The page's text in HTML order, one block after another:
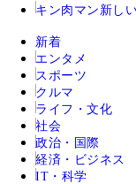
キン肉マン 新し
新着
エンタメ
スポーツ
クルマ
ライフ・文化
社会
政治・国際
経済・ビジネス
IT・科学